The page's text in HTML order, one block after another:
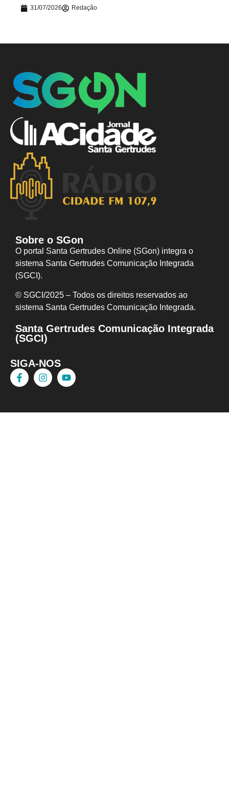
31/07/2026 Redação
Sobre o SGon
O portal Santa Gertrudes Online (SGon) integra o
sistema Santa Gertrudes Comunicação Integrada
(SGCI).
© SGCI/2025 – Todos os direitos reservados ao
sistema Santa Gertrudes Comunicação I ntegrada.
Santa Gertrudes Comunicação Integrada
(SGCI)
SIGA-NOS